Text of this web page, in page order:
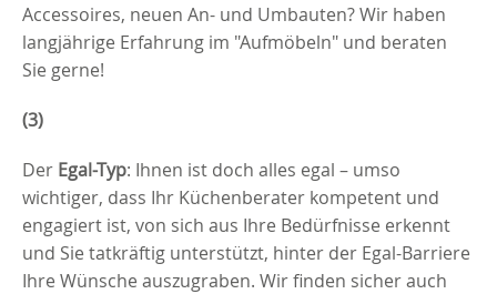
Accessoires, neuen An- und Umbauten? Wir haben
langjährige Erfahrung im "Aufmöbeln" und beraten
Sie gerne!
(3)
Der Egal-Typ: Ihnen ist doch alles egal – umso
wichtiger, dass Ihr Küchenberater kompetent und
engagiert ist, von sich aus Ihre Bedürfnisse erkennt
und Sie tatkräftig unterstützt, hinter der Egal-Barriere
Ihre Wünsche auszugraben. Wir finden sicher auch